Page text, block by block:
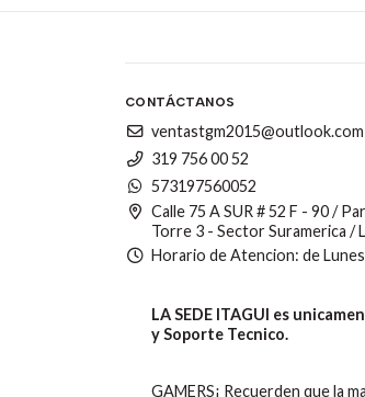
CONTÁCTANOS
ventastgm2015@outlook.com
319 756 00 52
573197560052
Calle 75 A SUR # 52 F - 90 /
Torre 3 - Sector Suramerica /
Horario de Atencion: de Lunes
LA SEDE ITAGUI es
y Soporte Tecnico.
GAMERS¡ Recuerden que la